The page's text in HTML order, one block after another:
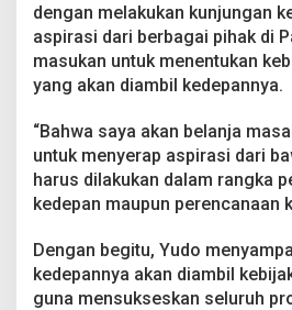
dengan melakukan kunjungan
aspirasi dari berbagai pihak di
masukan untuk menentukan
yang akan diambil kedepannya.
“Bahwa saya akan belanja
untuk menyerap aspirasi dari
harus dilakukan dalam rangka
kedepan maupun perencanaan
Dengan begitu, Yudo
kedepannya akan diambil
guna mensukseskan seluruh